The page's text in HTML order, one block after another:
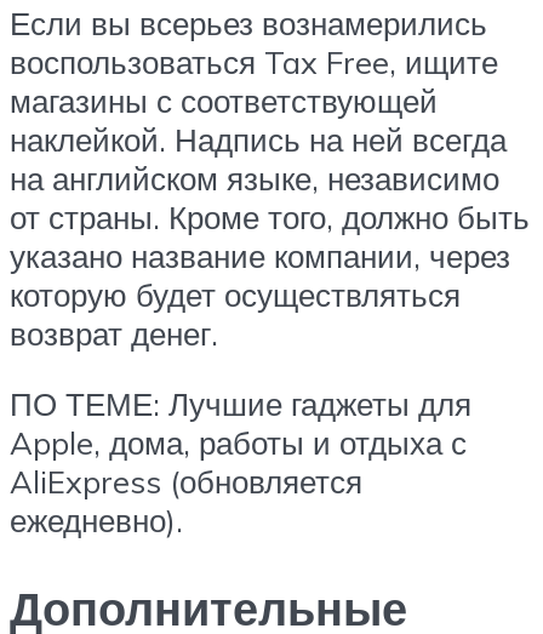
Если вы всерьез вознамерились
воспользоваться Tax Free, ищите
магазины с соответствующей
наклейкой. Надпись на ней всегда
на английском языке, независимо
от страны. Кроме того, должно быть
указано название компании, через
которую будет осуществляться
возврат денег.
ПО ТЕМЕ: Лучшие гаджеты для
Apple, дома, работы и отдыха с
AliExpress (обновляется
ежедневно).
Дополнительные